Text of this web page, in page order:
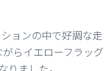
ョンの中で好調な走
らイエローフラッグ